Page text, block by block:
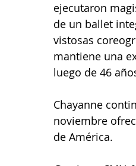
ejecutaron
de un ballet
vistosas
mantiene una
luego de 46
Chayanne
noviembre
de América.